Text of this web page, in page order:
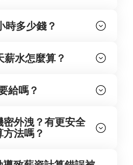
時多少錢？
薪水怎麼算？
給嗎？
密外洩？有更安全
法嗎？